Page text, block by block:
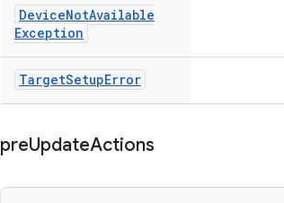
DeviceNotAvailable
Exception
TargetSetupError
preUpdateActions